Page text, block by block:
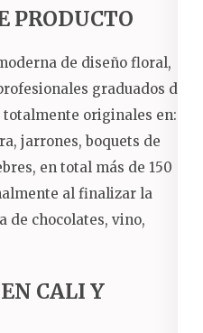
PRODUCTO
de diseño floral,
graduados de
totalmente originales en:
jarrones, boquets de
en total más de 150
al finalizar la
de chocolates, vino,
CALI Y